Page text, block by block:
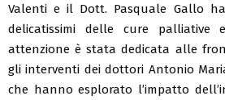
Valenti e il Dott. Pasquale Gallo
delicatissimi delle cure palliative e
attenzione è stata dedicata alle
gli interventi dei dottori Antonio
che hanno esplorato l’impatto